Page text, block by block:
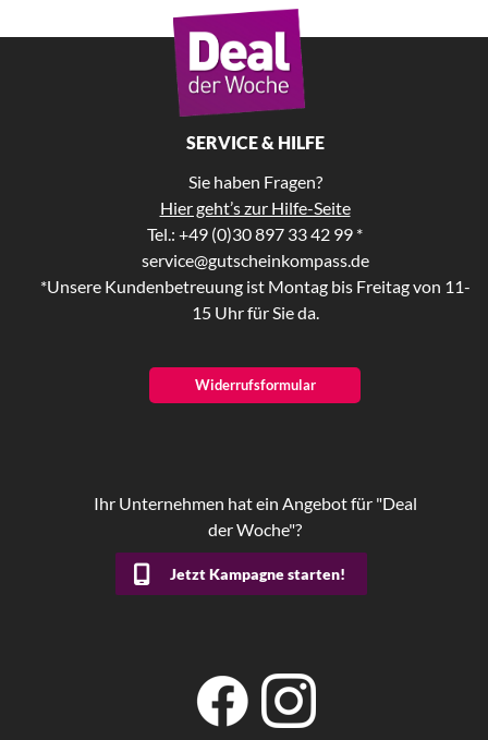
SERVICE & HILFE
Sie haben Fragen?
Hier geht’s zur Hilfe-Seite
Tel.: +49 (0)30 897 33 42 99 *
service@gutscheinkompass.de
*Unsere Kundenbetreuung ist Montag bis Freitag von 11-
15 Uhr für Sie da.
Widerrufsformular
Ihr Unternehmen hat ein Angebot für "Deal
der Woche"?
Jetzt Kampagne starten!